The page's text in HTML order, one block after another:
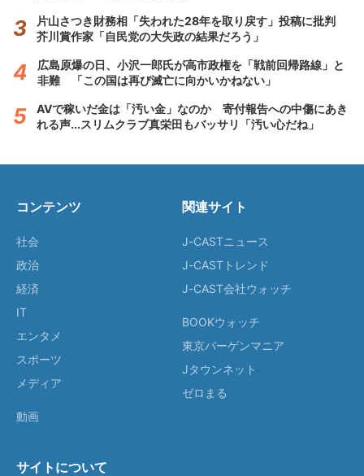
片山さつき財務相「失われた28年を取り戻す」投稿に批判
芥川賞作家「自民党の大失政の結果だろう」
広島原爆の日、小沢一郎氏が高市政権を「戦前回帰路線」と
非難 「この国は再び滅亡に向かいかねない」
AVで稼いだ金は「汚い金」なのか 寄付報告への中傷にあき
れる声...スリムクラブ真栄田もバッサリ「汚い心だね」
コンテンツ
社会
政治
経済
IT
エンタメ
スポーツ
メディア
動画
関連サイト
J-CASTニュース
J-CASTトレンド
J-CAST会社ウォッチ
BOOKウォッチ
東京バーゲンマニア
Jタウンネット
ゼロまる
サイトについて